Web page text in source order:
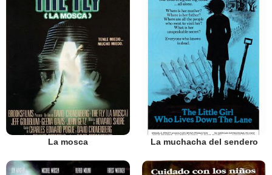
La mosca La muchacha del sendero